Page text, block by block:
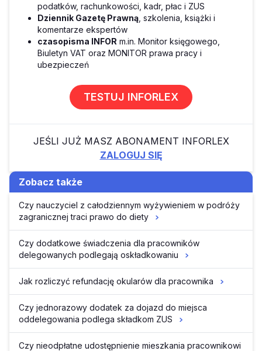
podatków, rachunkowości, kadr, płac i ZUS
Dziennik Gazetę Prawną , szkolenia, książki i
komentarze ekspertów
czasopisma INFOR m.in. Monitor księgowego,
Biuletyn VAT oraz MONITOR prawa pracy i
ubezpieczeń
TESTUJ INFORLEX
JEŚLI JUŻ MASZ ABONAMENT INFORLEX
ZALOGUJ SIĘ
Zobacz także
Czy nauczyciel z całodziennym wyżywieniem w podróży
zagranicznej traci prawo do diety
Czy dodatkowe świadczenia dla pracowników
delegowanych podlegają oskładkowaniu
Jak rozliczyć refundację okularów dla pracownika
Czy jednorazowy dodatek za dojazd do miejsca
oddelegowania podlega składkom ZUS
Czy nieodpłatne udostępnienie mieszkania pracownikowi